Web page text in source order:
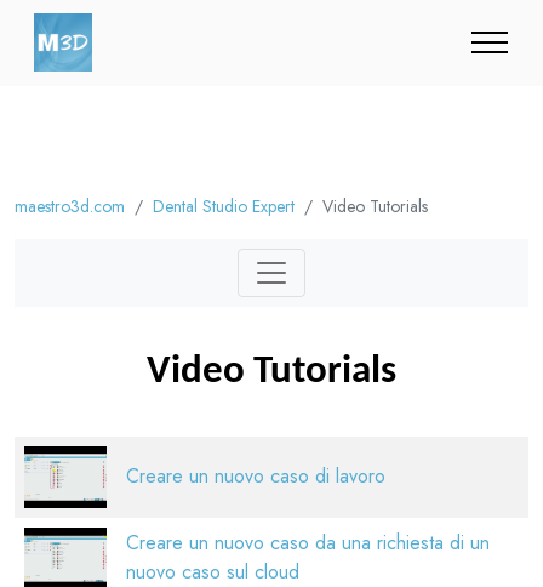
maestro3d.com Dental Studio Expert Video Tutorials
Video Tutorials
Creare un nuovo caso di lavoro
Creare un nuovo caso da una richiesta di un
nuovo caso sul cloud